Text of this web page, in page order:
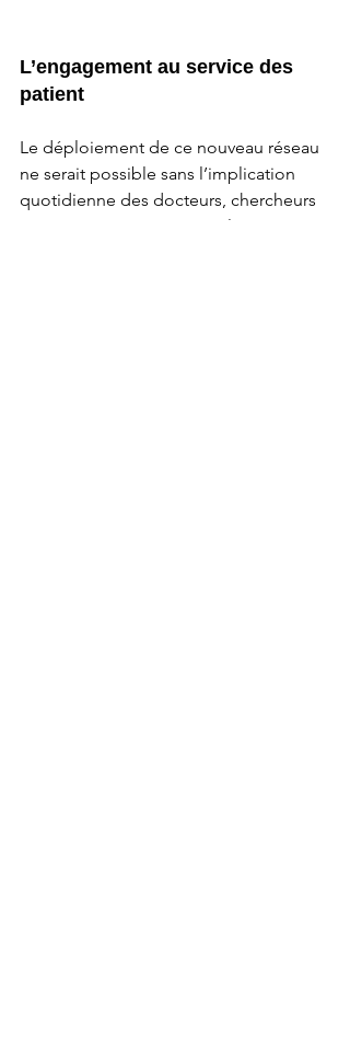
L’engagement au service des
patient
Le déploiement de ce nouveau réseau
ne serait possible sans l’implication
quotidienne des docteurs, chercheurs
et partenaires institutionnels.